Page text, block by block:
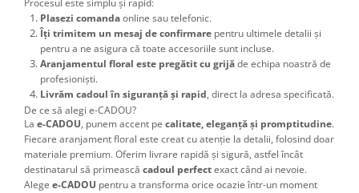
Procesul este simplu și rapid:
Plasezi comandaonline sau telefonic.
Îți trimitem un mesaj de confirmare pentru ultimele detalii și
pentru a ne asigura că toate accesoriile sunt incluse.
Aranjamentul floral este pregătit cu grijăde echipa noastră de
profesioniști.
Livrăm cadoul în siguranță și rapid, direct la adresa specificată.
De ce să alegi e-CADOU?
La e-CADOU, punem accent pe calitate, eleganță și promptitudine.
Fiecare aranjament floral este creat cu atenție la detalii, folosind doar
materiale premium. Oferim livrare rapidă și sigură, astfel încât
destinatarul să primească cadoul perfectexact când ai nevoie.
Alege e-CADOU pentru a transforma orice ocazie într-un moment